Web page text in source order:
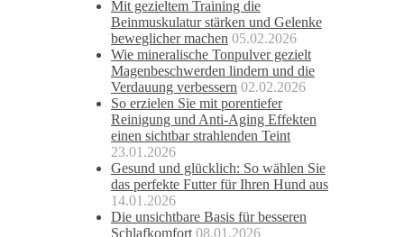
Mit gezieltem Training die
Beinmuskulatur stärken und Gelenke
beweglicher machen 05.02.2026
Wie mineralische Tonpulver gezielt
Magenbeschwerden lindern und die
Verdauung verbessern 02.02.2026
So erzielen Sie mit porentiefer
Reinigung und Anti-Aging Effekten
einen sichtbar strahlenden Teint
23.01.2026
Gesund und glücklich: So wählen Sie
das perfekte Futter für Ihren Hund aus
14.01.2026
Die unsichtbare Basis für besseren
Schlafkomfort 08.01.2026